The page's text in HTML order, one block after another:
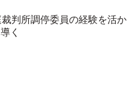
判所調停委員の経験を活か
く